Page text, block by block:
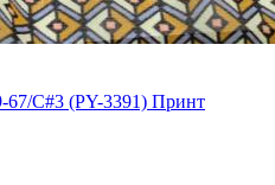
C#3 (PY-3391) Принт